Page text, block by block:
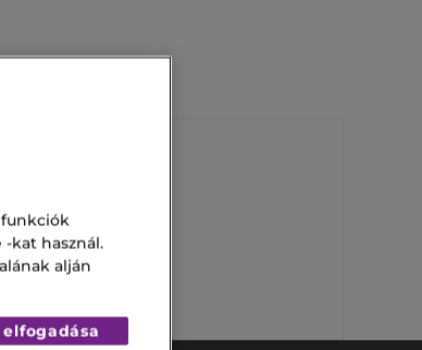
Royal 30 Ml
Lauren Polo Blue
kat használ.
alján
elfogadása